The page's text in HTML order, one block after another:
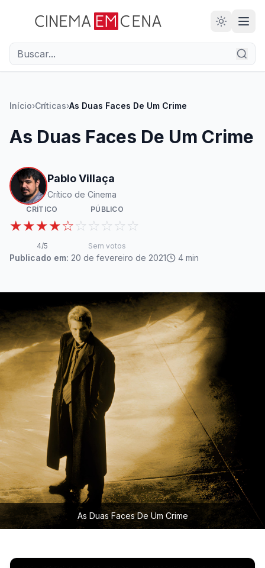
28
ANOS
Início›Críticas›As Duas Faces De Um Crime
As Duas Faces De Um Crime
Pablo Villaça
Crítico de Cinema
CRÍTICO
★★★★☆
4/5
PÚBLICO
☆☆☆☆☆
Sem votos
Publicado em: 20 de fevereiro de 2021 4 min
As Duas Faces De Um Crime